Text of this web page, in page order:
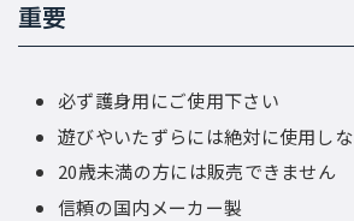
重要
必ず護身用にご使用下さい
遊びやいたずらには絶対に使用し
20歳未満の方には販売できません
信頼の国内メーカー製